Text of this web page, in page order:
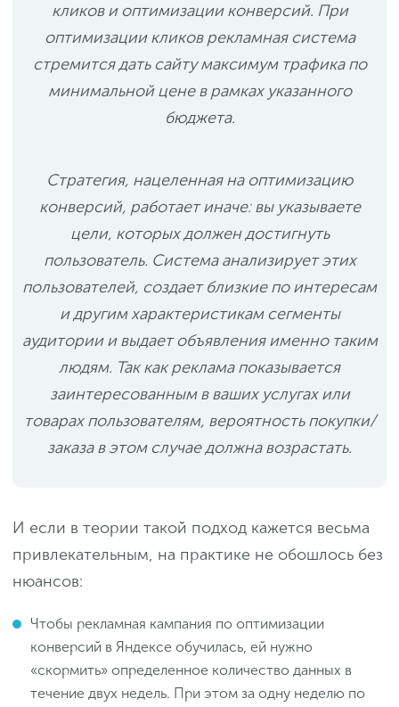
кликов и оптимизации конверсий. При
оптимизации кликов рекламная система
стремится дать сайту максимум трафика по
минимальной цене в рамках указанного
бюджета.
Стратегия, нацеленная на оптимизацию
конверсий, работает иначе: вы указываете
цели, которых должен достигнуть
пользователь. Система анализирует этих
пользователей, создает близкие по интересам
и другим характеристикам сегменты
аудитории и выдает объявления именно таким
людям. Так как реклама показывается
заинтересованным в ваших услугах или
товарах пользователям, вероятность покупки/
заказа в этом случае должна возрастать.
И если в теории такой подход кажется весьма
привлекательным, на практике не обошлось без
нюансов:
Чтобы рекламная кампания по оптимизации
конверсий в Яндексе обучилась, ей нужно
«скормить» определенное количество данных в
течение двух недель. При этом за одну неделю по